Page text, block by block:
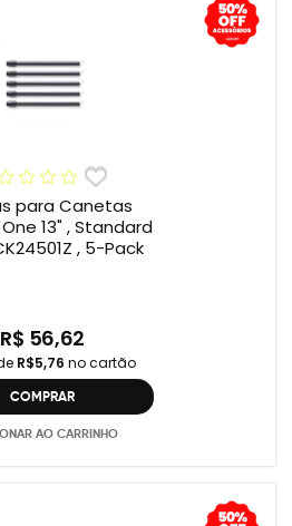
para Canetas
13" , Standard
, 5-Pack
R$ 56,62
R$5,76 no cartão
COMPRAR
AO CARRINHO